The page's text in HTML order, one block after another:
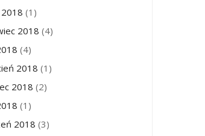
(1)
2018 (4)
(4)
2018 (1)
2018 (2)
(1)
2018 (3)